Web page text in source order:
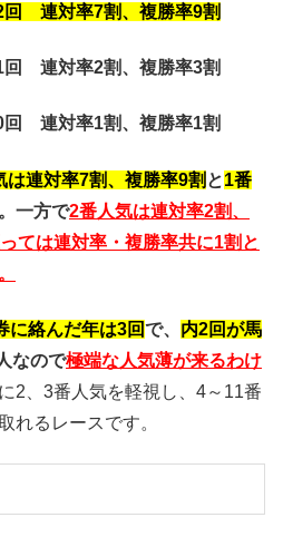
連対率7割、複勝率9割
連対率2割、複勝率3割
連対率1割、複勝率1割
は連対率7割、複勝率9割 と1番
一方で2番人気は連対率2割、
ては連対率・複勝率共に1割と
に絡んだ年は3回で、 内2回が馬
なので極端な人気薄が来るわけ
2、3番人気を軽視し、4～11番
れるレースです。